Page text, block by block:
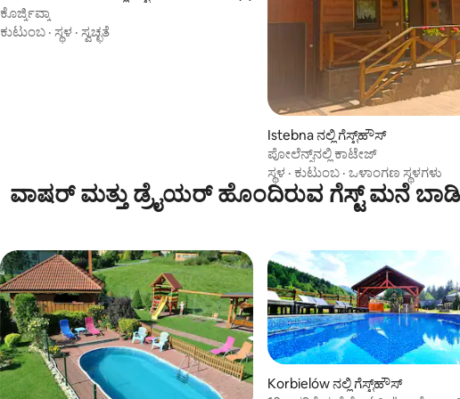
ಕೊರ್ಜ್ಕಿವ್ಕಾ
ಕುಟುಂಬ · ಸ್ಥಳ · ಸ್ವಚ್ಛತೆ
Istebna ನಲ್ಲಿ ಗೆಸ್ಟ್‌ಹೌಸ್
ಪೋಲೆನ್ಸ್‌ನಲ್ಲಿ ಕಾಟೇಜ್
ಸ್ಥಳ · ಕುಟುಂಬ · ಒಳಾಂಗಣ ಸ್ಥಳಗಳು
ವಾಷರ್ ಮತ್ತು ಡ್ರೈಯರ್ ಹೊಂದಿರುವ ಗೆಸ್ಟ್ ಮನೆ
Korbielów ನಲ್ಲಿ ಗೆಸ್ಟ್‌ಹೌಸ್